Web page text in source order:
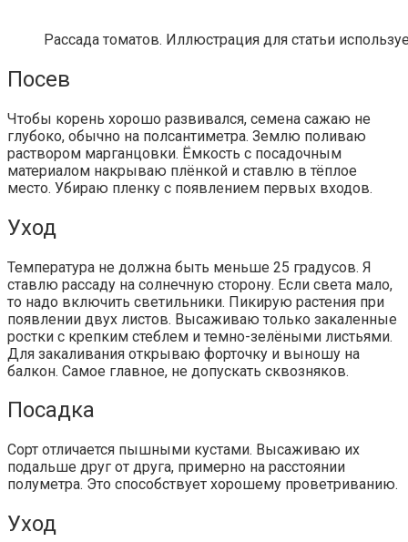
Рассада томатов. Иллюстрация для статьи
Посев
Чтобы корень хорошо развивался, семена сажаю не
глубоко, обычно на полсантиметра. Землю поливаю
раствором марганцовки. Ёмкость с посадочным
материалом накрываю плёнкой и ставлю в тёплое
место. Убираю пленку с появлением первых входов.
Уход
Температура не должна быть меньше 25 градусов. Я
ставлю рассаду на солнечную сторону. Если света мало,
то надо включить светильники. Пикирую растения при
появлении двух листов. Высаживаю только закаленные
ростки с крепким стеблем и темно-зелёными листьями.
Для закаливания открываю форточку и выношу на
балкон. Самое главное, не допускать сквозняков.
Посадка
Сорт отличается пышными кустами. Высаживаю их
подальше друг от друга, примерно на расстоянии
полуметра. Это способствует хорошему проветриванию.
Уход